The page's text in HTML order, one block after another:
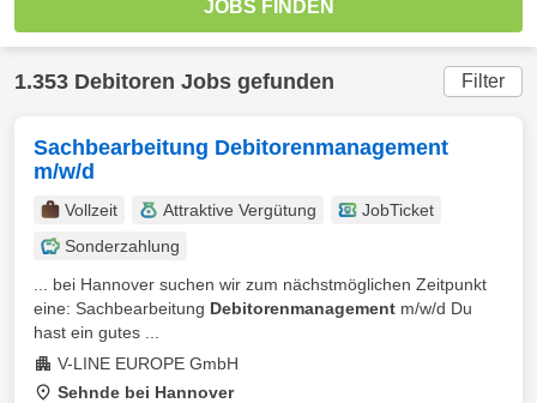
1.353 Debitoren Jobs gefunden Filter
Sachbearbeitung Debitorenmanagement
m/w/d
Vollzeit Attraktive Vergütung
JobTicket
Sonderzahlung
... bei Hannover suchen wir zum nächstmöglichen Zeitpunkt
eine: Sachbearbeitung Debitorenmanagement m/w/d Du
hast ein gutes ...
V-LINE EUROPE GmbH
Sehnde bei Hannover